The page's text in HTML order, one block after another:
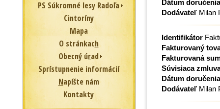
PS Súkromné lesy Radoľa
Cintoríny
Mapa
O stránkach
Obecný úrad
Sprístupnenie informácií
Napíšte nám
Kontakty
Dátum doručenia
Dodávateľ Milan
Identifikátor
Fakturovaný
Fakturovaná
Súvisiaca
Dátum doručenia
Dodávateľ Milan